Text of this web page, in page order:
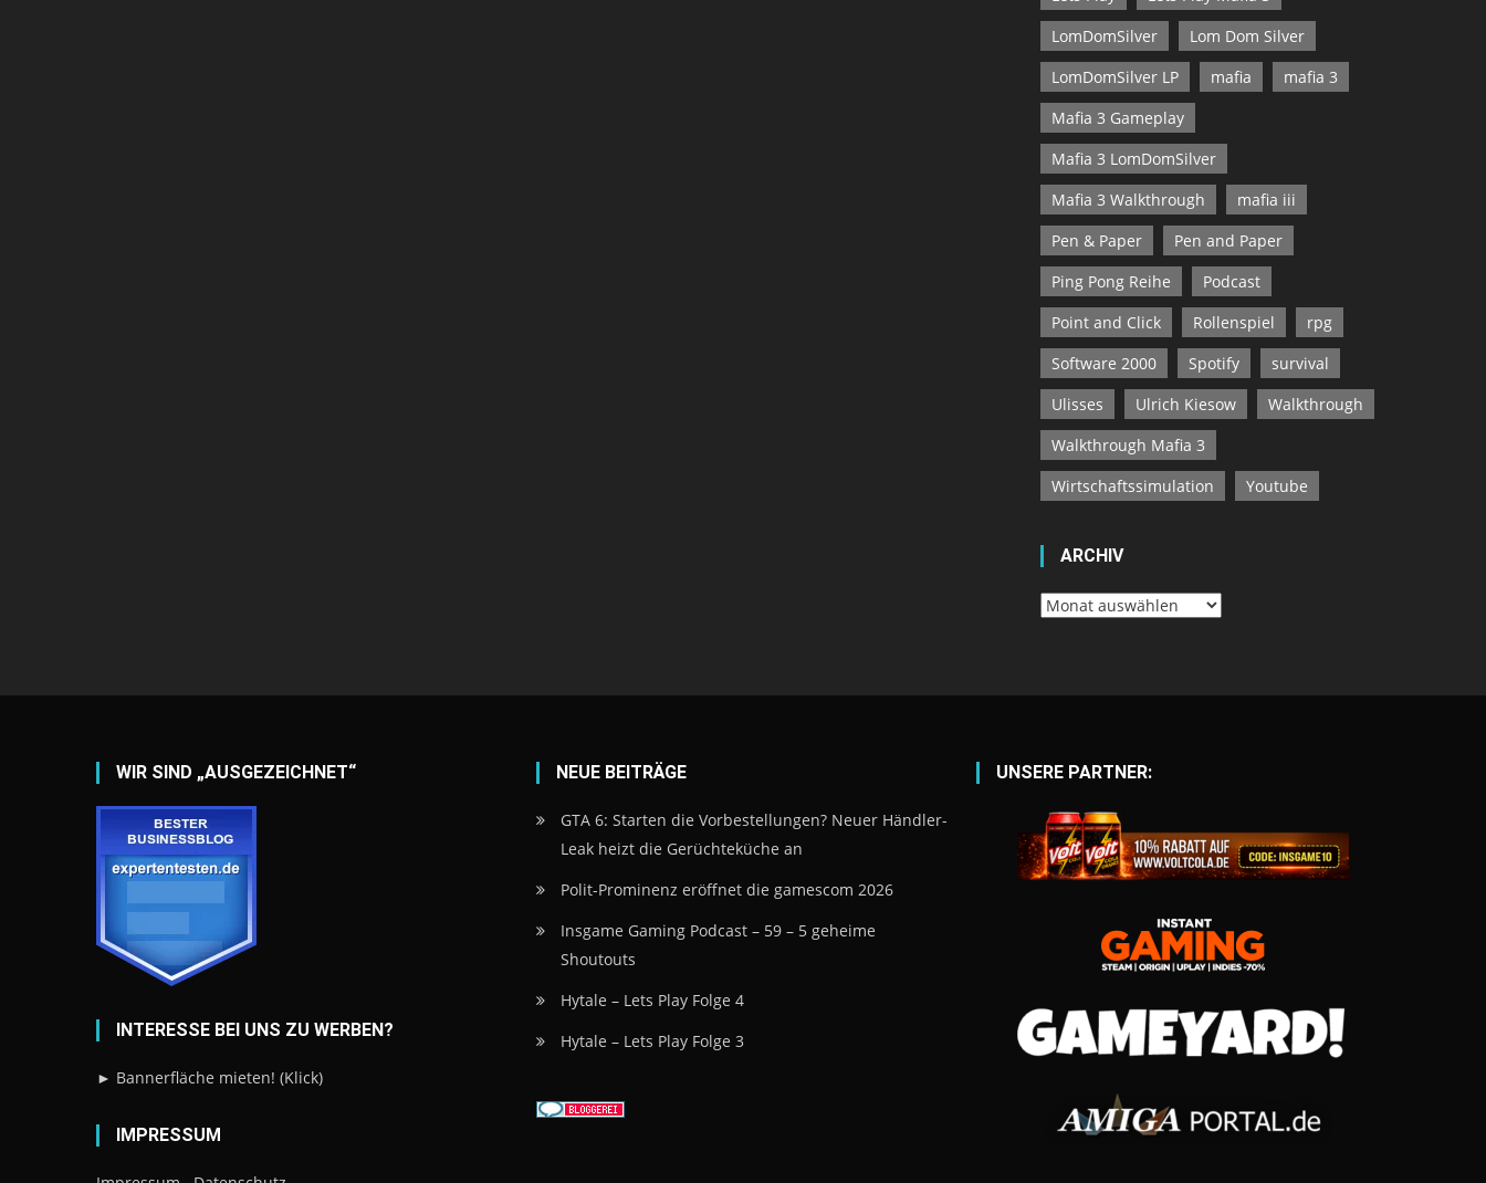
LomDomSilver
Lom Dom Silver
LomDomSilver LP
mafia
mafia 3
Mafia 3 Gameplay
Mafia 3 LomDomSilver
Mafia 3 Walkthrough
mafia iii
Pen & Paper
Pen and Paper
Ping Pong Reihe
Podcast
Point and Click
Rollenspiel
rpg
Software 2000
Spotify
survival
Ulisses
Ulrich Kiesow
Walkthrough
Walkthrough Mafia 3
Wirtschaftssimulation
Youtube
ARCHIV
Archiv
WIR SIND „AUSGEZEICHNET“
INTERESSE BEI UNS ZU WERBEN?
► Bannerfläche mieten! (Klick)
IMPRESSUM
NEUE BEITRÄGE
GTA 6: Starten die Vorbestellungen? Neuer Händler-
Leak heizt die Gerüchteküche an
Polit-Prominenz eröffnet die gamescom 2026
Insgame Gaming Podcast – 59 – 5 geheime
Shoutouts
Hytale – Lets Play Folge 4
Hytale – Lets Play Folge 3
UNSERE PARTNER: